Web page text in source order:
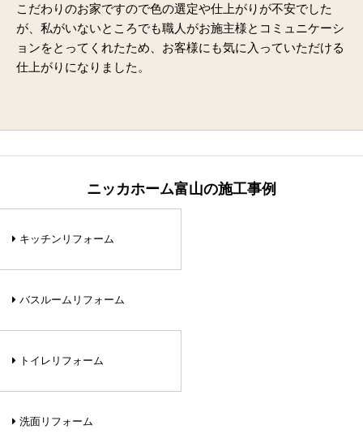
こだわりのお家ですので色の選定や仕上がりが不安でした
が、私がいないところでも職人がお施主様とコミュニケーシ
ョンをとってくれたため、お客様にも気に入っていただける
仕上がりになりました。
ニッカホーム富山の施工事例
キッチンリフォーム
バスルームリフォーム
トイレリフォーム
洗面リフォーム